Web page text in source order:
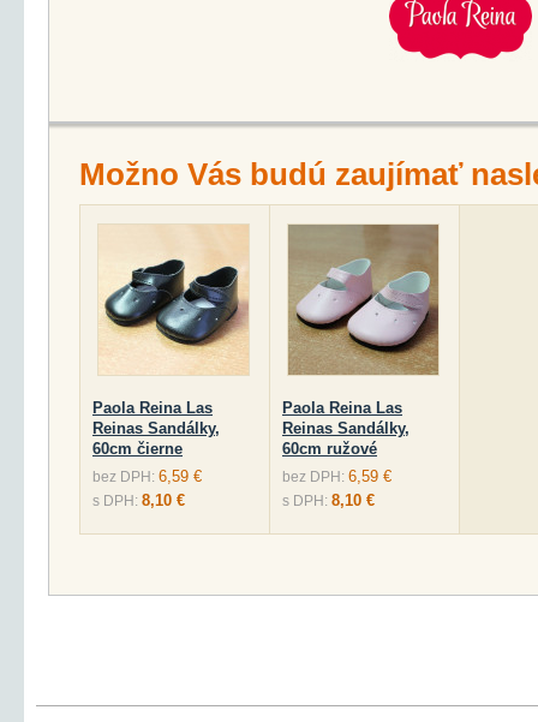
Možno Vás budú zaujímať
Paola Reina Las
Reinas Sandálky,
60cm čierne
bez DPH: 6,59 €
s DPH: 8,10 €
Paola Reina Las
Reinas Sandálky,
60cm ružové
bez DPH: 6,59 €
s DPH: 8,10 €